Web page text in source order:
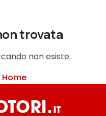
trovata
non esiste.